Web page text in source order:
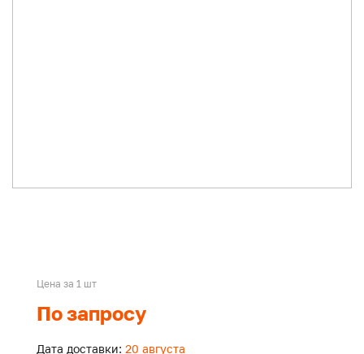
Цена за 1 шт
По запросу
Дата доставки: 20 августа